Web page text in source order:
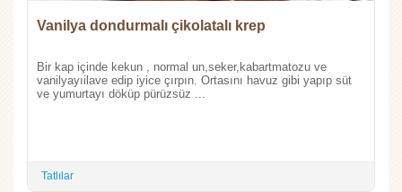
Vanilya dondurmalı çikolatalı krep
Bir kap içinde kekun , normal un,seker,kabartmatozu ve
vanilyayıilave edip iyice çırpın. Ortasını havuz gibi yapıp süt
ve yumurtayı döküp pürüzsüz ...
Tatlılar